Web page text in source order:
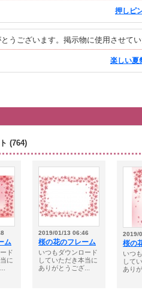
押しピ
うございます。掲示物に使用させてい
楽しい夏
(764)
ム
ド
に
2019/01/13 06:46
桜の花のフレーム
いつもダウンロード
していただき本当に
ありがとうござ...
2019/
桜の
いつ
して
あり